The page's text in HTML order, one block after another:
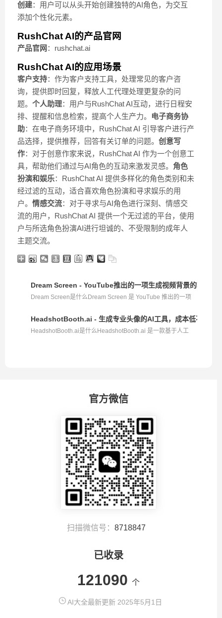
创建：用户可以从头开始创建独特的AI角色，为交互
添加个性化元素。
RushChat AI的产品官网
产品官网 ：rushchat.ai
RushChat AI的应用场景
客户支持：作为客户支持工具，处理常见的客户咨
询，提供即时回复，释放人工代理处理更复杂的问
题。 个人助理：用户与RushChat AI互动，进行日程安
排、提醒和信息检索，提高个人生产力。
电子商务协
助：在电子商务环境中，RushChat AI 引导客户进行产
品选择，提供推荐，回答有关订单的问题。 创意写
作：对于创意作家来说，RushChat AI 作为一个创意工
具，帮助他们通过与AI角色的互动来激发灵感。 角色
扮演和娱乐：RushChat AI 提供多样化的角色类别和未
经过滤的互动，适合喜欢角色扮演和寻求娱乐的用
户。 情感交流：对于寻求与AI角色进行深刻、情感交
流的用户，RushChat AI 提供一个无过滤的平台，使用
户与所选角色扮演AI进行坦诚的、不受限制的成年人
主题交流。
Dream Screen - YouTube推出的一项生成视频背景的功能
Dream Screen是什么Dream Screen 是 YouTube 推出的一项
HeadshotBooth.ai - 生成专业头像的AI工具，成本低不满意
HeadshotBooth.ai是什么HeadshotBooth.ai 是一款基于人工
官方微信
扫描微信号： 8718847
已收录
121090 个
AI大全最新更新 2025年5月1日